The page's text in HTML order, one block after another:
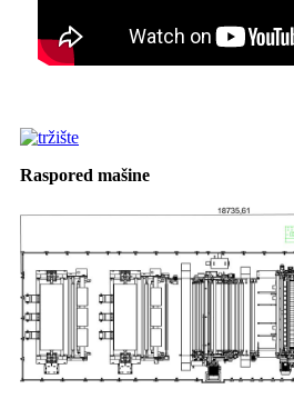
Raspored mašine